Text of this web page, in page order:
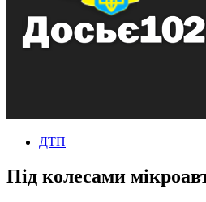
ДТП
Під колесами